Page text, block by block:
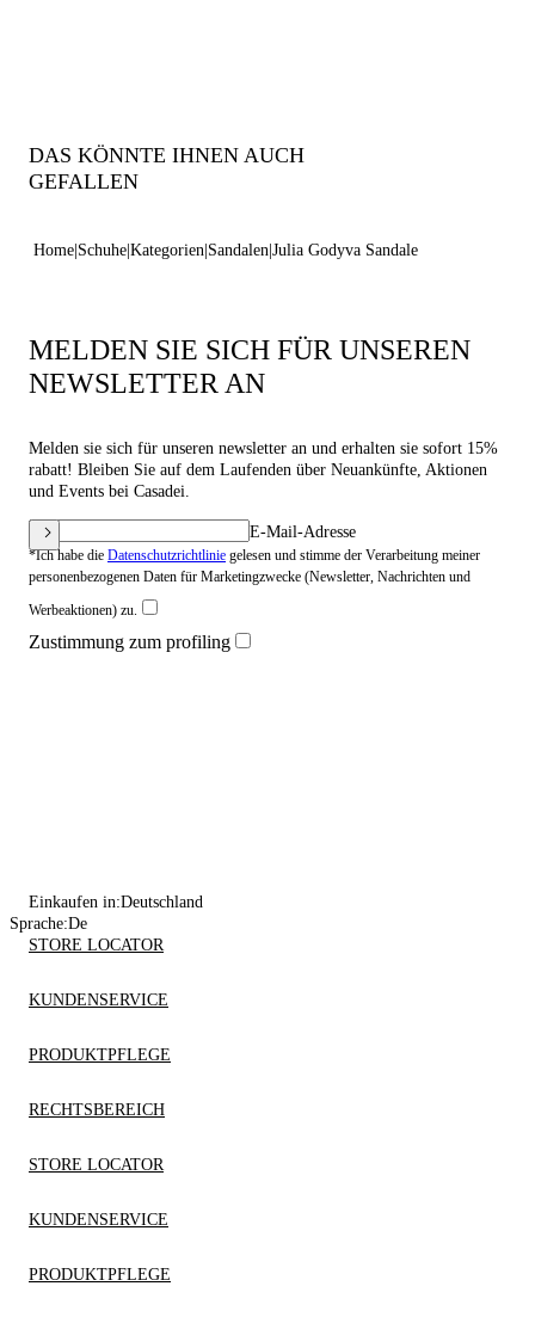
DAS KÖNNTE IHNEN AUCH
GEFALLEN
Home Schuhe Kategorien Sandalen Julia Godyva Sandale
MELDEN SIE SICH FÜR UNSEREN
NEWSLETTER AN
Melden sie sich für unseren newsletter an und erhalten sie sofort 15%
rabatt! Bleiben Sie auf dem Laufenden über Neuankünfte, Aktionen
und Events bei Casadei.
E-Mail-Adresse
*Ich habe die Datenschutzrichtlinie gelesen und stimme der Verarbeitung meiner
personenbezogenen Daten für Marketingzwecke (Newsletter, Nachrichten und
Werbeaktionen) zu.
Zustimmung zum profiling
Einkaufen in:Deutschland
Sprache:De
STORE LOCATOR
KUNDENSERVICE
PRODUKTPFLEGE
RECHTSBEREICH
STORE LOCATOR
KUNDENSERVICE
PRODUKTPFLEGE